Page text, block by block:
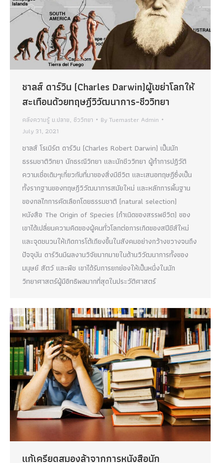
ชาลส์ ดาร์วิน (Charles Darwin)ผู้เขย่าโลกให้
สะเทือนด้วยทฤษฎีวิวัฒนาการ-ชีววิทยา
คลังความรู้ ม.ปลาย, ชีววิทยา ByTuemaster Admin
July 31, 2021
ชาลส์ โรเบิร์ต ดาร์วิน (Charles Robert Darwin) เป็นนัก
ธรรมชาติวิทยา นักธรณีวิทยา และนักชีววิทยา ผู้ทำการปฏิวัติ
ความเชื่อเดิมๆเกี่ยวกับที่มาของสิ่งมีชีวิต และเสนอทฤษฎีซึ่งเป็น
ทั้งรากฐานของทฤษฎีวิวัฒนาการสมัยใหม่ และหลักการพื้นฐาน
ของกลไกการคัดเลือกโดยธรรมชาติ (natural selection)
หนังสือ The Origin of Species (กำเนิดของสรรพชีวิต) ของ
เขาได้เปลี่ยนความคิดของผู้คนทั่วโลกต่อการเกิดของสปีชีส์ใหม่
และจุดชนวนให้เกิดการโต้เถียงขึ้นในสังคมอย่างกว้างขวางจนถึง
ปัจจุบัน ดาร์วินมีผลงานวิจัยมากมายในด้านวิวัฒนาการทั้งของ
มนุษย์ สัตว์ และพืช เขาได้รับการยกย่องให้เป็นหนึ่งในนัก
วิทยาศาสตร์ผู้มีอิทธิพลมากที่สุดในประวัติศาสตร์
แก้เครียดสมองล้าจากการหนังสือนัก